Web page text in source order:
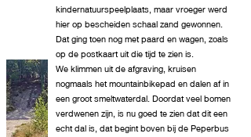
kindernatuurspeelplaats, maar vroeger werd
hier op bescheiden schaal zand gewonnen.
Dat ging toen nog met paard en wagen, zoals
op de postkaart uit die tijd te zien is.
We klimmen uit de afgraving, kruisen
nogmaals het mountainbikepad en dalen af in
een groot smeltwaterdal. Doordat veel bomen
verdwenen zijn, is nu goed te zien dat dit een
echt dal is, dat begint boven bij de Peperbus